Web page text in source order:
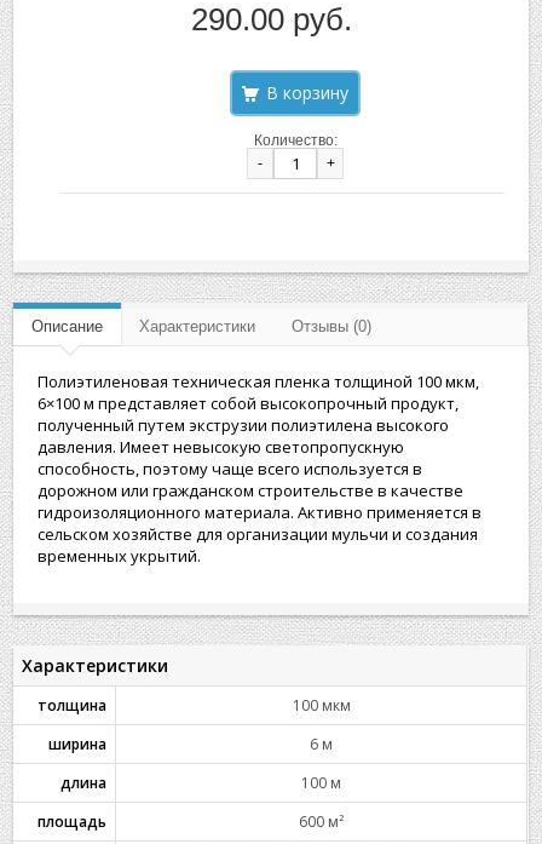
290.00 руб.
Количество:
-
+
Описание Характеристики Отзывы (0)
Полиэтиленовая техническая пленка толщиной 100 мкм,
6×100 м представляет собой высокопрочный продукт,
полученный путем экструзии полиэтилена высокого
давления. Имеет невысокую светопропускную
способность, поэтому чаще всего используется в
дорожном или гражданском строительстве в качестве
гидроизоляционного материала. Активно применяется в
сельском хозяйстве для организации мульчи и создания
временных укрытий.
Характеристики
толщина
100 мкм
ширина
6 м
длина
100 м
площадь
600 м²